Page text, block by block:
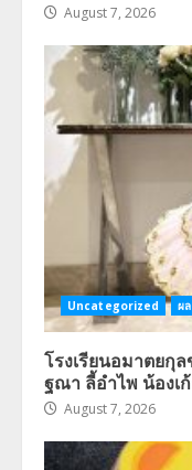
August 7, 2026
Uncategorized ผ
โรงเรียนอมาตยกุ
ฐณา ลี้อำไพ น้องเ
August 7, 2026